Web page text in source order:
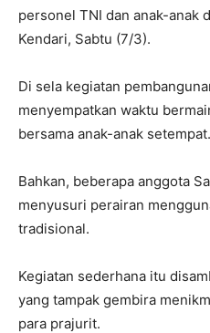
personel TNI dan anak-anak
Kendari, Sabtu (7/3).
Di sela kegiatan
menyempatkan waktu
bersama anak-anak setempat.
Bahkan, beberapa anggota
menyusuri perairan
tradisional.
Kegiatan sederhana itu
yang tampak gembira
para prajurit.